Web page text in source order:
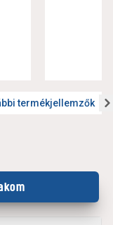
termékjellemzők